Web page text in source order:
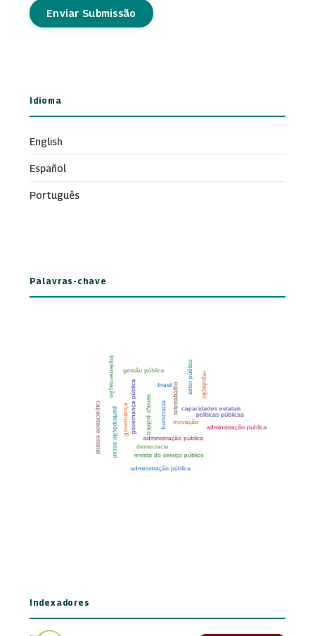
Enviar Submissão
Idioma
English
Español
Português
Palavras-chave
Indexadores